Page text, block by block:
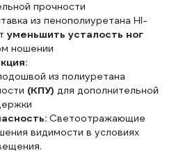
прочности
из пенополиуретана HI-
уменьшить усталость ног
ношении
из полиуретана
(КПУ) для дополнительной
Светоотражающие
видимости в условиях